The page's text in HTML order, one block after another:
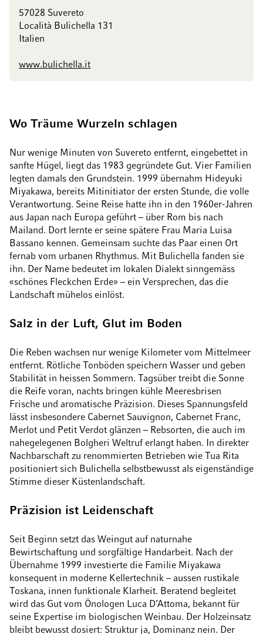
57028 Suvereto
Località Bulichella 131
Italien
www.bulichella.it
Wo Träume Wurzeln schlagen
Nur wenige Minuten von Suvereto entfernt, eingebettet in
sanfte Hügel, liegt das 1983 gegründete Gut. Vier Familien
legten damals den Grundstein. 1999 übernahm Hideyuki
Miyakawa, bereits Mitinitiator der ersten Stunde, die volle
Verantwortung. Seine Reise hatte ihn in den 1960er-Jahren
aus Japan nach Europa geführt – über Rom bis nach
Mailand. Dort lernte er seine spätere Frau Maria Luisa
Bassano kennen. Gemeinsam suchte das Paar einen Ort
fernab vom urbanen Rhythmus. Mit Bulichella fanden sie
ihn. Der Name bedeutet im lokalen Dialekt sinngemäss
«schönes Fleckchen Erde» – ein Versprechen, das die
Landschaft mühelos einlöst.
Salz in der Luft, Glut im Boden
Die Reben wachsen nur wenige Kilometer vom Mittelmeer
entfernt. Rötliche Tonböden speichern Wasser und geben
Stabilität in heissen Sommern. Tagsüber treibt die Sonne
die Reife voran, nachts bringen kühle Meeresbrisen
Frische und aromatische Präzision. Dieses Spannungsfeld
lässt insbesondere Cabernet Sauvignon, Cabernet Franc,
Merlot und Petit Verdot glänzen – Rebsorten, die auch im
nahegelegenen Bolgheri Weltruf erlangt haben. In direkter
Nachbarschaft zu renommierten Betrieben wie Tua Rita
positioniert sich Bulichella selbstbewusst als eigenständige
Stimme dieser Küstenlandschaft.
Präzision ist Leidenschaft
Seit Beginn setzt das Weingut auf naturnahe
Bewirtschaftung und sorgfältige Handarbeit. Nach der
Übernahme 1999 investierte die Familie Miyakawa
konsequent in moderne Kellertechnik – aussen rustikale
Toskana, innen funktionale Klarheit. Beratend begleitet
wird das Gut vom Önologen Luca D’Attoma, bekannt für
seine Expertise im biologischen Weinbau. Der Holzeinsatz
bleibt bewusst dosiert: Struktur ja, Dominanz nein. Der